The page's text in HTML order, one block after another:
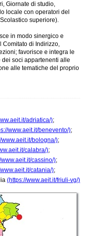
Giornate di studio,
locale con operatori del
superiore).
in modo sinergico e
Comitato di Indirizzo,
favorisce e integra le
dei soci appartenenti alle
alle tematiche del proprio
adriatica/);
www.aeit.it/benevento/);
www.aeit.it/bologna/);
calabra/);
www.aeit.it/cassino/);
catania/);
(https://www.aeit.it/friuli-vg/)